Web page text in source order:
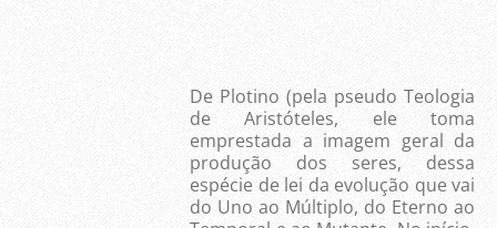
De Plotino (pela pseudo Teologia
de Aristóteles, ele toma
emprestada a imagem geral da
produção dos seres, dessa
espécie de lei da evolução que vai
do Uno ao Múltiplo, do Eterno ao